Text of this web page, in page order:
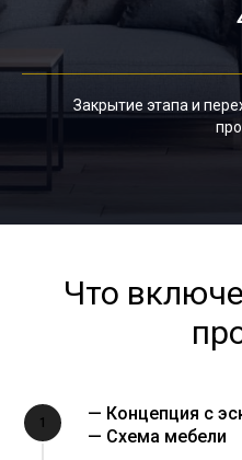
Закрытие этапа и
Что
1
— Концепция с
— Схема мебели